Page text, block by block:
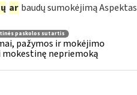
ar baudų sumokėjimą Aspektas
paskolos sutartis
pažymos ir mokėjimo
mokestinę nepriemoką